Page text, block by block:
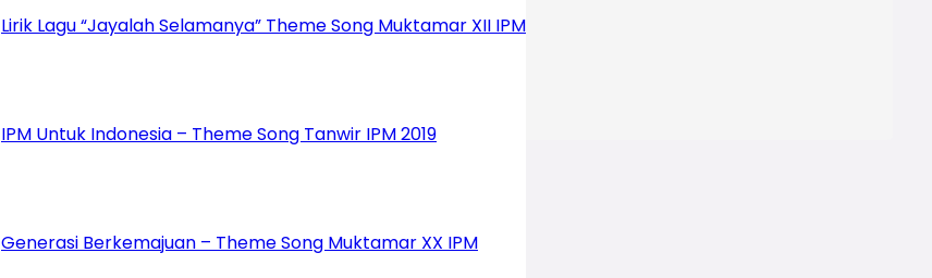
Lirik Lagu “Jayalah Selamanya” Theme Song Muktamar XII IPM
IPM Untuk Indonesia – Theme Song Tanwir IPM 2019
Generasi Berkemajuan – Theme Song Muktamar XX IPM